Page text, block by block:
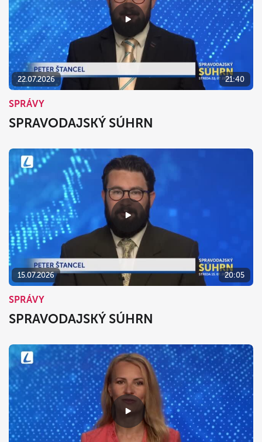
22.07.2026 21:40
SPRÁVY
SPRAVODAJSKÝ SÚHRN
15.07.2026 20:05
SPRÁVY
SPRAVODAJSKÝ SÚHRN